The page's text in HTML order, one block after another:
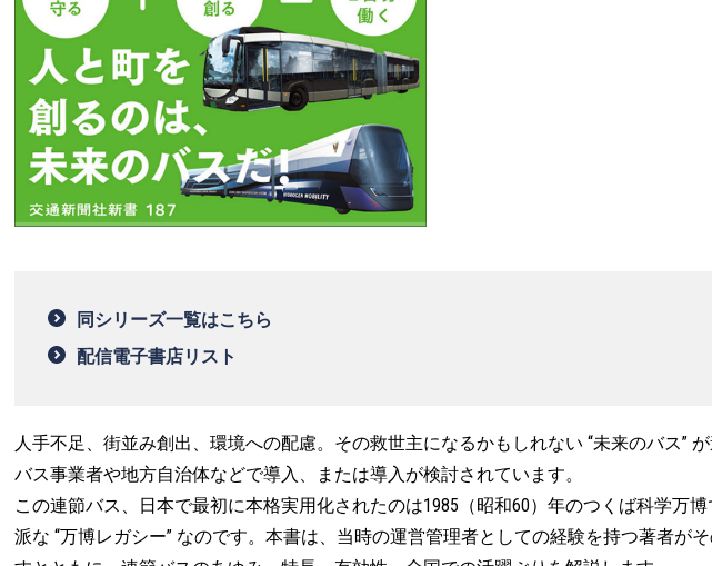
同シリーズ一覧はこちら
配信電子書店リスト
人手不足、街並み創出、環境への配慮。その救世主になるかもしれない “未来のバス”
バス事業者や地方自治体などで導入、または導入が検討されています。
この連節バス、日本で最初に本格実用化されたのは1985（昭和60）年のつくば科学万
派な “万博レガシー” なのです。本書は、当時の運営管理者としての経験を持つ著者が